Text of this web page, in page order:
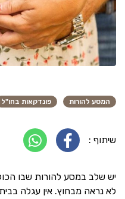
המסע להורות פונדקאות בחו"ל
שיתוף :
יש שלב במסע להורות שבו
לא נראה מבחוץ. אין עגלה